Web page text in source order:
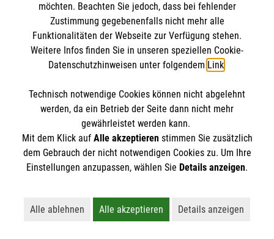
Darauf müssen Sie achten, wenn ein älterer
möchten. Beachten Sie jedoch, dass bei fehlender
Zustimmung gegebenenfalls nicht mehr alle
Funktionalitäten der Webseite zur Verfügung stehen.
Weitere Infos finden Sie in unseren speziellen Cookie-
Datenschutzhinweisen unter folgendem Link.
Technisch notwendige Cookies können nicht abgelehnt
werden, da ein Betrieb der Seite dann nicht mehr
gewährleistet werden kann.
Mit dem Klick auf Alle akzeptierenstimmen Sie zusätzlich
dem Gebrauch der nicht notwendigen Cookies zu. Um Ihre
Einstellungen anzupassen, wählen Sie Details anzeigen.
Alle ablehnen
Lehnt alle nicht-essentiellen Cookies ab
Alle akzeptieren
Akzeptiert alle Cookies
Details anzeigen